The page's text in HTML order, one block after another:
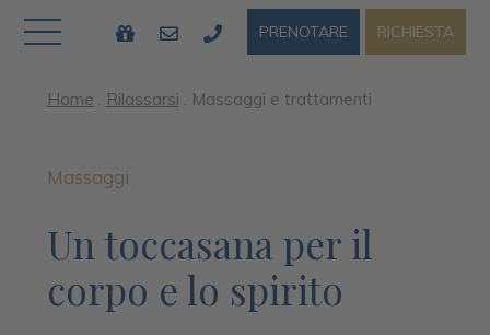
RICHIESTA
PRENOTARE
Home . Rilassarsi . Massaggi e trattamenti
Massaggi
Un toccasana per il
corpo e lo spirito